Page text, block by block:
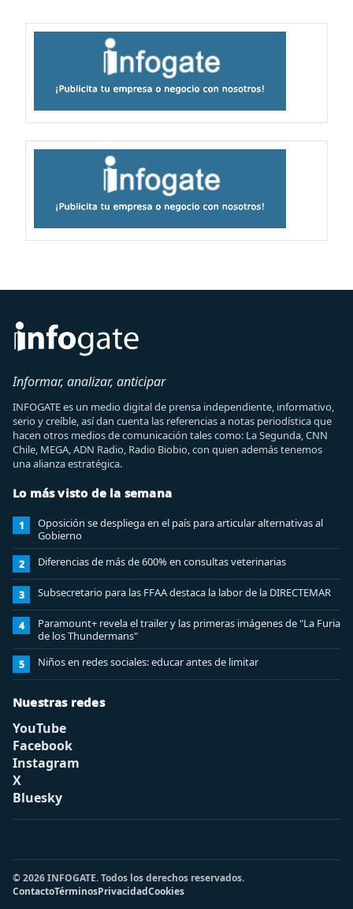
Informar, analizar, anticipar
INFOGATE es un medio digital de prensa independiente, informativo,
serio y creíble, así dan cuenta las referencias a notas periodística que
hacen otros medios de comunicación tales como: La Segunda, CNN
Chile, MEGA, ADN Radio, Radio Biobio, con quien además tenemos
una alianza estratégica.
Lo más visto de la semana
1
Oposición se despliega en el país para articular alternativas al
Gobierno
2 Diferencias de más de 600% en consultas veterinarias
3 Subsecretario para las FFAA destaca la labor de la DIRECTEMAR
4
Paramount+ revela el trailer y las primeras imágenes de "La Furia
de los Thundermans"
5 Niños en redes sociales: educar antes de limitar
Nuestras redes
YouTube
Facebook
Instagram
X
Bluesky
© 2026 INFOGATE. Todos los derechos reservados.
ContactoTérminosPrivacidadCookies